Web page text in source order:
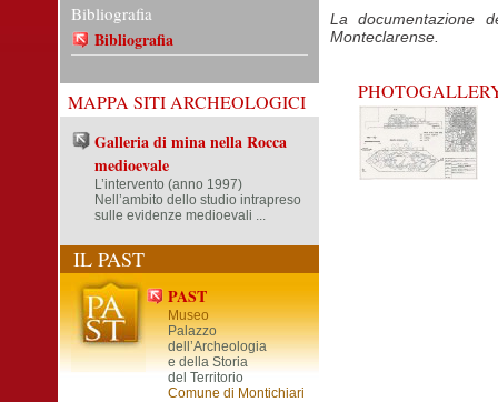
Bibliografia
Bibliografia
MAPPA SITI ARCHEOLOGICI
Galleria di mina nella Rocca
medioevale
L’intervento (anno 1997)
Nell’ambito dello studio intrapreso
sulle evidenze medioevali ...
IL PAST
PAST
Museo
Palazzo
dell’Archeologia
e della Storia
del Territorio
Comune di Montichiari
La documentazione
Monteclarense.